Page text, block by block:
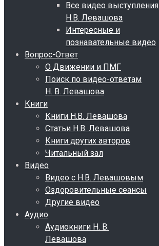
Все видео выступления
Н.В. Левашова
Интересные и
познавательные видео
Вопрос-Ответ
О Движении и ПМГ
Поиск по видео-ответам
Н. В. Левашова
Книги
Книги Н.В. Левашова
Статьи Н.В. Левашова
Книги других авторов
Читальный зал
Видео
Видео с Н.В. Левашовым
Оздоровительные сеансы
Другие видео
Аудио
Аудиокниги Н. В.
Левашова